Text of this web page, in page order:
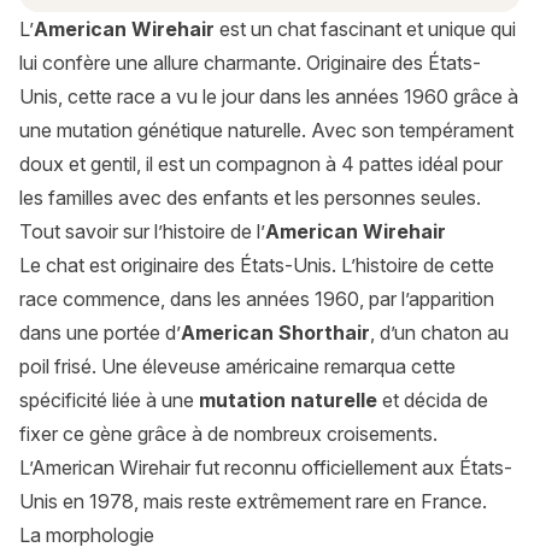
L’American Wirehair est un chat fascinant et unique qui
lui confère une allure charmante. Originaire des États-
Unis, cette race a vu le jour dans les années 1960 grâce à
une mutation génétique naturelle. Avec son tempérament
doux et gentil, il est un compagnon à 4 pattes idéal pour
les familles avec des enfants et les personnes seules.
Tout savoir sur l’histoire de l’American Wirehair
Le chat est originaire des États-Unis. L’histoire de cette
race commence, dans les années 1960, par l’apparition
dans une portée d’American Shorthair, d’un chaton au
poil frisé. Une éleveuse américaine remarqua cette
spécificité liée à une mutation naturelle et décida de
fixer ce gène grâce à de nombreux croisements.
L’American Wirehair fut reconnu officiellement aux États-
Unis en 1978, mais reste extrêmement rare en France.
La morphologie